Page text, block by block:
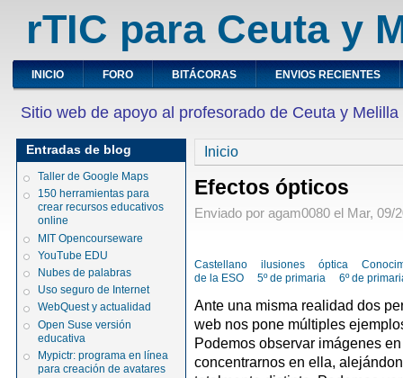
rTIC para Ceuta y
INICIO FORO BITÁCORAS ENVIOS RECIENTES
Sitio web de apoyo al profesorado de Ceuta y Melilla
Entradas de blog
Taller de Google Maps
150 herramientas para
crear recursos educativos
online
MIT Opencourseware
YouTube EDU
Nubes de palabras
Uso seguro de Internet
WebQuest y actualidad
Open Suse versión
educativa
Mypictr: programa en línea
para creación de avatares
Inicio
Efectos ópticos
Enviado por agam0080 el Mar, 09/
Castellano ilusiones óptica
de la ESO
5º de primaria 6º de
Ante una misma realidad dos
web nos pone múltiples
Podemos observar imágenes
concentrarnos en ella,